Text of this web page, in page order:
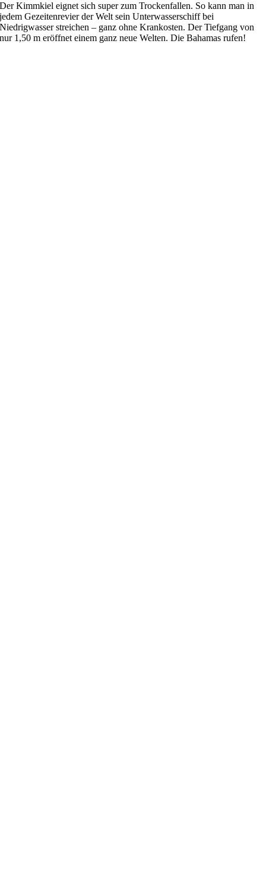
Der Kimmkiel eignet sich super zum Trockenfallen. So kann man in
jedem Gezeitenrevier der Welt sein Unterwasserschiff bei
Niedrigwasser streichen – ganz ohne Krankosten. Der Tiefgang von
nur 1,50 m eröffnet einem ganz neue Welten. Die Bahamas rufen!